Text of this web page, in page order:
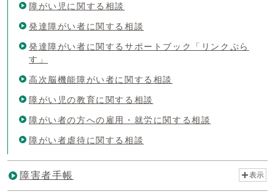
障がい児に関する相談
発達障がい者に関する相談
発達障がい者に関するサポートブック「リンクぷら
す」
高次脳機能障がい者に関する相談
障がい児の教育に関する相談
障がい者の方への雇用・就労に関する相談
障がい者虐待に関する相談
障害者手帳 表示